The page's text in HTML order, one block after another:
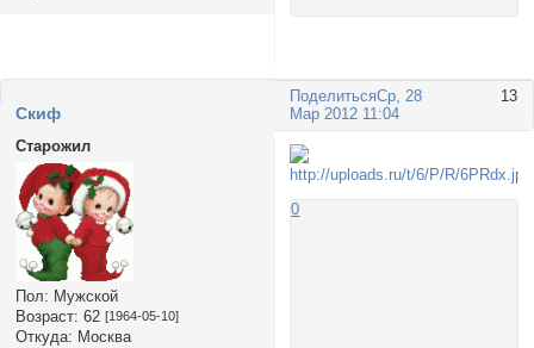
Поделиться 13
Ср, 28
Мар 2012 11:04
Cкиф
Старожил
Пол: Мужской
Возраст: 62 [1964-05-10]
Откуда: Москва
0